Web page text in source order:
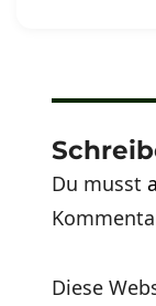
Du musst
Diese